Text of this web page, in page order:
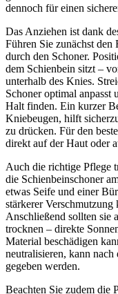
dennoch für einen
Das Anziehen ist dank
Führen Sie zunächst den
durch den Schoner.
dem Schienbein sitzt –
unterhalb des Knies.
Schoner optimal anpasst
Halt finden. Ein kurzer
Kniebeugen, hilft
zu drücken. Für den
direkt auf der Haut oder
Auch die richtige Pflege
die Schienbeinschoner
etwas Seife und einer
stärkerer
Anschließend sollten sie
trocknen – direkte
Material beschädigen
neutralisieren, kann
gegeben werden.
Beachten Sie zudem die